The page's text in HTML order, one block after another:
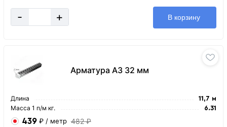
- + В корзину
Арматура А3 32 мм
Длина 11,7 м
Масса 1 п/м кг. 6.31
439 ₽ / метр 482 ₽